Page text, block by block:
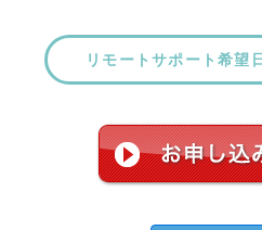
リモートサポート希望